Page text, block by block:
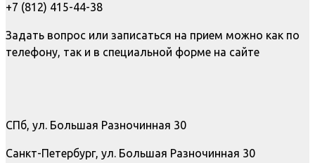
+7 (812) 415-44-38
Задать вопрос или записаться на прием можно как по
телефону, так и в специальной форме на сайте
СПб, ул. Большая Разночинная 30
Санкт-Петербург, ул. Большая Разночинная 30